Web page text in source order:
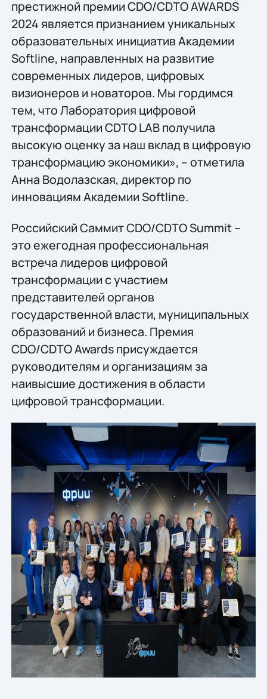
престижной премии CDO/CDTO AWARDS
2024 является признанием уникальных
образовательных инициатив Академии
Softline, направленных на развитие
современных лидеров, цифровых
визионеров и новаторов. Мы гордимся
тем, что Лаборатория цифровой
трансформации CDTO LAB получила
высокую оценку за наш вклад в цифровую
трансформацию экономики», – отметила
Анна Водолазская, директор по
инновациям Академии Softline.
Российский Саммит CDO/CDTO Summit –
это ежегодная профессиональная
встреча лидеров цифровой
трансформации с участием
представителей органов
государственной власти, муниципальных
образований и бизнеса. Премия
CDO/CDTO Awards присуждается
руководителям и организациям за
наивысшие достижения в области
цифровой трансформации.